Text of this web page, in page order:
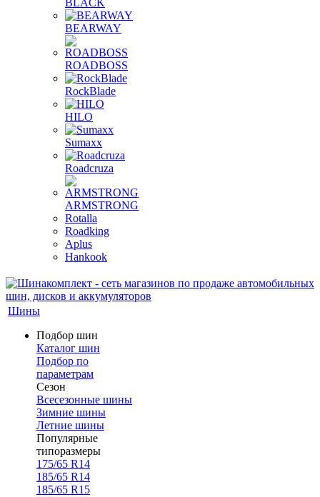
BLACK
BEARWAY
ROADBOSS
RockBlade
HILO
Sumaxx
Roadcruza
ARMSTRONG
Rotalla
Roadking
Aplus
Hankook
Шины
Подбор шин
Каталог шин
Подбор по
параметрам
Сезон
Всесезонные шины
Зимние шины
Летние шины
Популярные
типоразмеры
175/65 R14
185/65 R14
185/65 R15